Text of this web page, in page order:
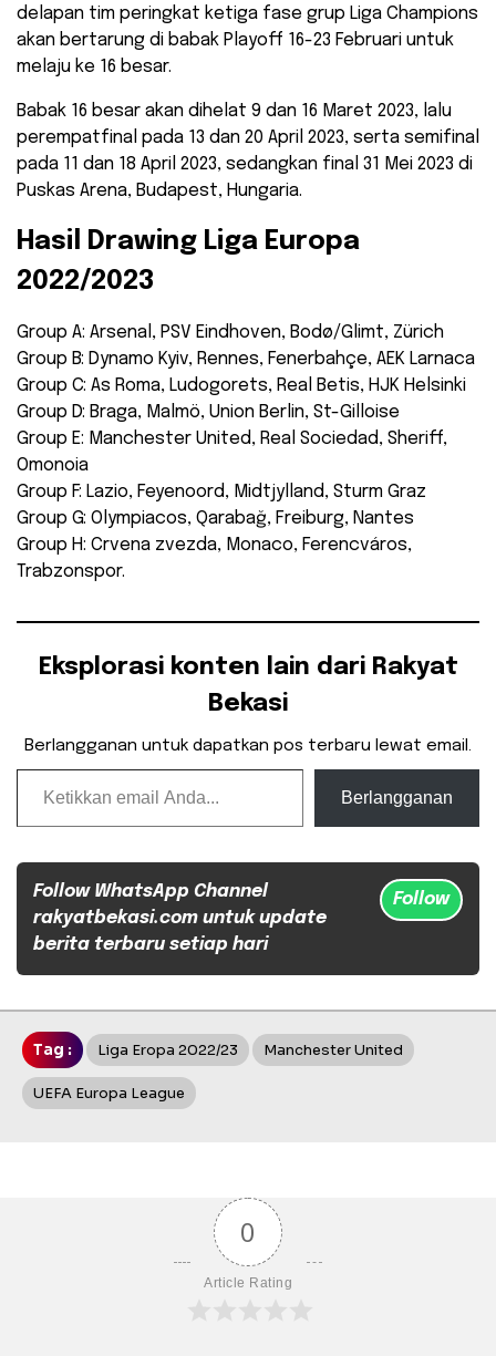
delapan tim peringkat ketiga fase grup Liga Champions
akan bertarung di babak Playoff 16-23 Februari untuk
melaju ke 16 besar.
Babak 16 besar akan dihelat 9 dan 16 Maret 2023, lalu
perempatfinal pada 13 dan 20 April 2023, serta semifinal
pada 11 dan 18 April 2023, sedangkan final 31 Mei 2023 di
Puskas Arena, Budapest, Hungaria.
Hasil Drawing Liga Europa
2022/2023
Group A: Arsenal, PSV Eindhoven, Bodø/Glimt, Zürich
Group B: Dynamo Kyiv, Rennes, Fenerbahçe, AEK Larnaca
Group C: As Roma, Ludogorets, Real Betis, HJK Helsinki
Group D: Braga, Malmö, Union Berlin, St-Gilloise
Group E: Manchester United, Real Sociedad, Sheriff,
Omonoia
Group F: Lazio, Feyenoord, Midtjylland, Sturm Graz
Group G: Olympiacos, Qarabağ, Freiburg, Nantes
Group H: Crvena zvezda, Monaco, Ferencváros,
Trabzonspor.
Eksplorasi konten lain dari Rakyat
Bekasi
Berlangganan untuk dapatkan pos terbaru lewat email.
Ketikkan email Anda...
Berlangganan
Follow WhatsApp Channel
rakyatbekasi.com untuk update
berita terbaru setiap hari
Follow
Tag : Liga Eropa 2022/23 Manchester United
UEFA Europa League
0
Article Rating